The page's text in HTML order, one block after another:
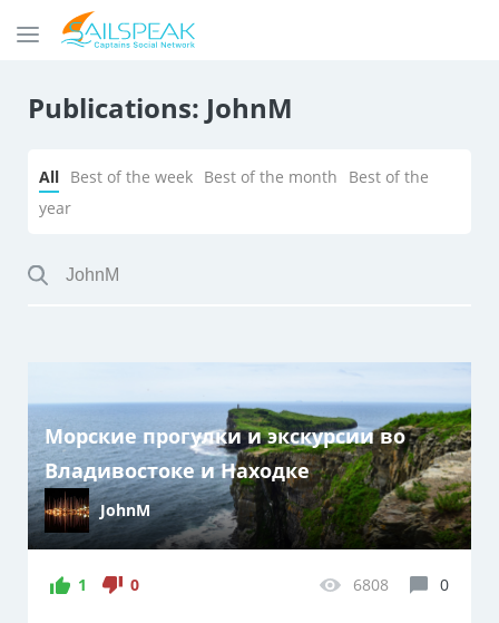
Publications: JohnM
All Best of the week Best of the month
Best of the
year
Морские прогулки и экскурсии во
Владивостоке и Находке
JohnM
1 0 6808 0